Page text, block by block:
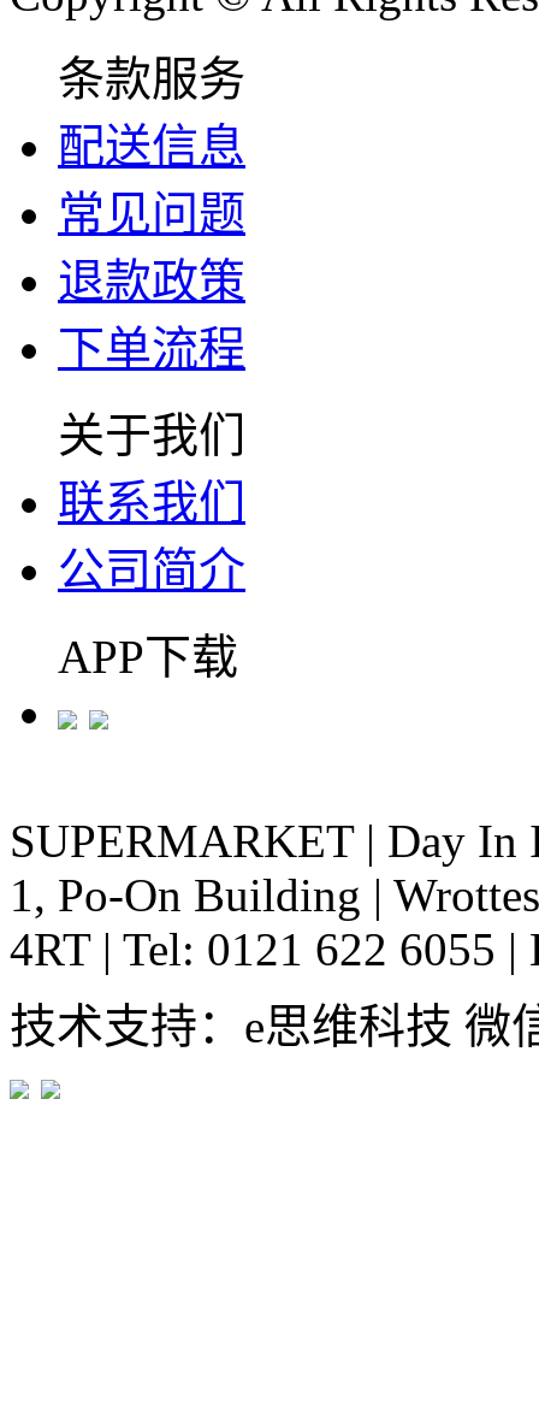
条款服务
配送信息
常见问题
退款政策
下单流程
关于我们
联系我们
公司简介
APP下载
SUPERMARKET | Day In
1, Po-On Building |
4RT | Tel: 0121 622 6055 |
技术支持：e思维科技 微